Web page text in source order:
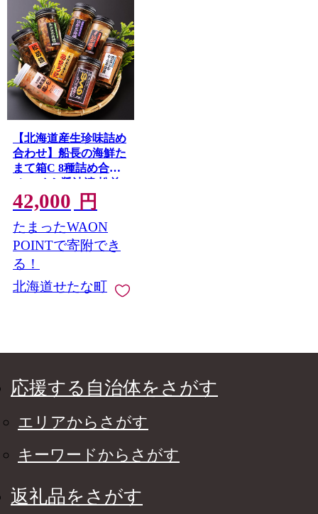
【北海道産生珍味詰め
合わせ】船長の海鮮た
まて箱C 8種詰め合わ
せ いくら醤油漬 松前
漬 いか三升漬 いか塩
辛 たこ三升漬 甘えび
活いか あまうに 冷凍
海鮮 せたな町 ふるさ
と納税
42,000 円
たまったWAON
POINTで寄附でき
る！
北海道せたな町
応援する自治体をさがす
エリアからさがす
キーワードからさがす
返礼品をさがす